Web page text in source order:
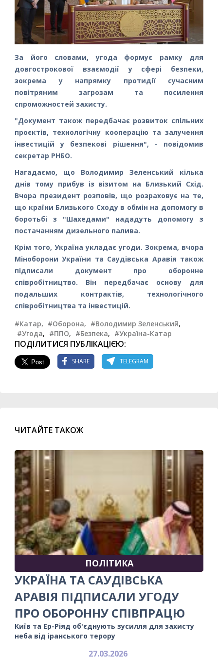
За його словами, угода формує рамку для
довгострокової взаємодії у сфері безпеки,
зокрема у напрямку протидії сучасним
повітряним загрозам та посилення
спроможностей захисту.
"Документ також передбачає розвиток спільних
проєктів, технологічну кооперацію та залучення
інвестицій у безпекові рішення", - повідомив
секретар РНБО.
Нагадаємо, що Володимир Зеленський кілька
днів тому прибув із візитом на Близький Схід.
Вчора президент розповів, що розраховує на те,
що країни Близького Сходу в обмін на допомогу в
боротьбі з "Шахедами" нададуть допомогу з
постачанням дизельного палива.
Крім того, Україна укладає угоди. Зокрема, вчора
Міноборони України та Саудівська Аравія також
підписали документ про оборонне
співробітництво. Він передбачає основу для
подальших контрактів, технологічного
співробітництва та інвестицій.
#Катар, #Оборона, #Володимир Зеленський,
#Угода, #ППО, #Безпека, #Україна-Катар
ПОДІЛИТИСЯ ПУБЛІКАЦІЄЮ:
SHARE TELEGRAM
ЧИТАЙТЕ ТАКОЖ
ПОЛІТИКА
УКРАЇНА ТА САУДІВСЬКА
АРАВІЯ ПІДПИСАЛИ УГОДУ
ПРО ОБОРОННУ СПІВПРАЦЮ
Київ та Ер-Ріяд об'єднують зусилля для захисту
неба від іранського терору
27.03.2026